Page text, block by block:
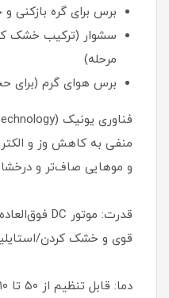
برس برای گره بازکنی
سشوار (ترکیب خشک
مرحله)
برس هوای گرم (برای
منفی به کاهش وز و
و موهایی صاف‌تر و
قوی و خشک کردن/